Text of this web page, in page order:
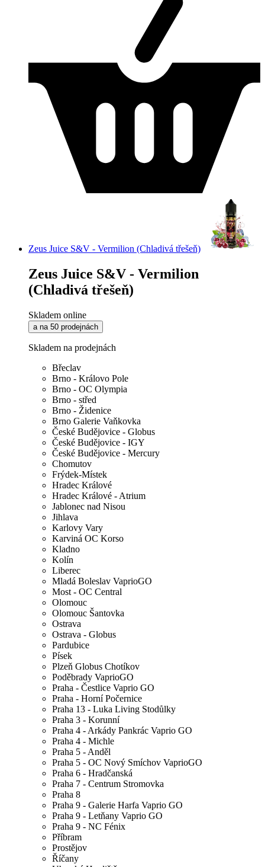
Zeus Juice S&V - Vermilion (Chladivá třešeň)
Zeus Juice S&V - Vermilion
(Chladivá třešeň)
Skladem online
a na 50 prodejnách
Skladem na prodejnách
Břeclav
Brno - Královo Pole
Brno - OC Olympia
Brno - střed
Brno - Židenice
Brno Galerie Vaňkovka
České Budějovice - Globus
České Budějovice - IGY
České Budějovice - Mercury
Chomutov
Frýdek-Místek
Hradec Králové
Hradec Králové - Atrium
Jablonec nad Nisou
Jihlava
Karlovy Vary
Karviná OC Korso
Kladno
Kolín
Liberec
Mladá Boleslav VaprioGO
Most - OC Central
Olomouc
Olomouc Šantovka
Ostrava
Ostrava - Globus
Pardubice
Písek
Plzeň Globus Chotíkov
Poděbrady VaprioGO
Praha - Čestlice Vaprio GO
Praha - Horní Počernice
Praha 13 - Luka Living Stodůlky
Praha 3 - Korunní
Praha 4 - Arkády Pankrác Vaprio GO
Praha 4 - Michle
Praha 5 - Anděl
Praha 5 - OC Nový Smíchov VaprioGO
Praha 6 - Hradčanská
Praha 7 - Centrum Stromovka
Praha 8
Praha 9 - Galerie Harfa Vaprio GO
Praha 9 - Letňany Vaprio GO
Praha 9 - NC Fénix
Příbram
Prostějov
Říčany